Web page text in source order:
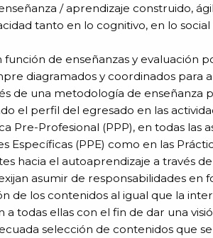
/ aprendizaje construido,
tanto en lo cognitivo, en lo
función de enseñanzas y evaluación
diagramados y coordinados
de una metodología de enseñanza
el perfil del egresado en las
Pre-Profesional (PPP), en todas las
Específicas (PPE) como en las
hacia el autoaprendizaje a través
asumir de responsabilidades en
de los contenidos al igual que la
a todas ellas con el fin de dar una
selección de contenidos que